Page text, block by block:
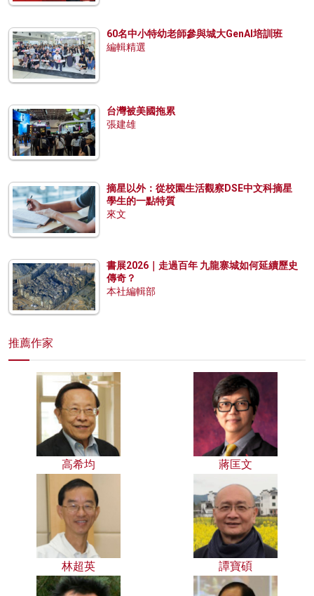
60名中小特幼老師參與城大GenAI培訓班
編輯精選
台灣被美國拖累
張建雄
摘星以外：從校園生活觀察DSE中文科摘星
學生的一點特質
來文
書展2026｜走過百年 九龍寨城如何延續歷史
傳奇？
本社編輯部
推薦作家
高希均 蔣匡文
林超英 譚寶碩